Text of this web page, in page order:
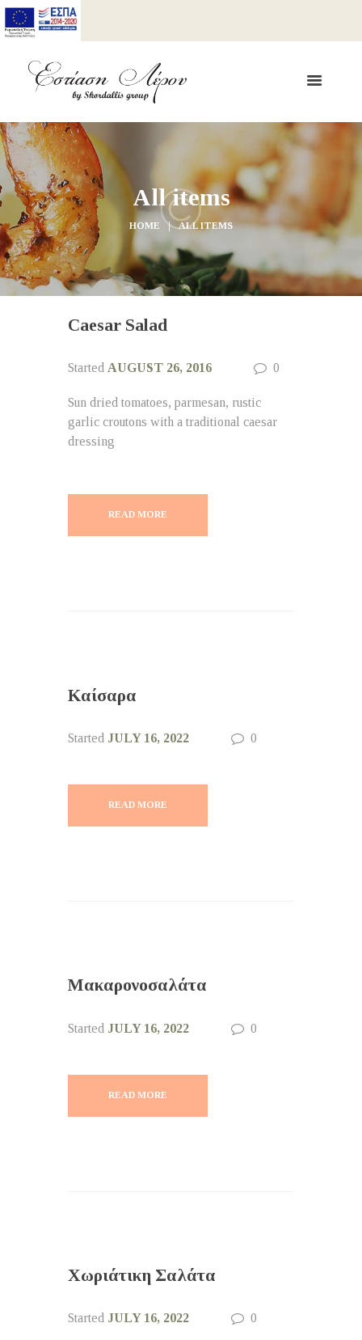
All items
HOME ALL ITEMS
Caesar Salad
Started AUGUST 26, 2016 0
Sun dried tomatoes, parmesan, rustic
garlic croutons with a traditional caesar
dressing
READ MORE
Καίσαρα
Started JULY 16, 2022 0
READ MORE
Μακαρονοσαλάτα
Started JULY 16, 2022 0
READ MORE
Χωριάτικη Σαλάτα
Started JULY 16, 2022 0